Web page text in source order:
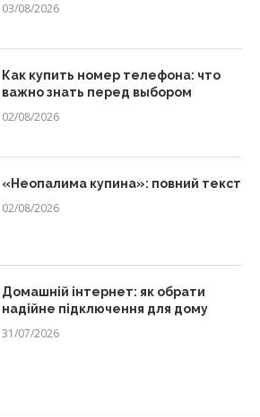
03/08/2026
Как купить номер телефона: что
важно знать перед выбором
02/08/2026
«Неопалима купина»: повний текст
02/08/2026
Домашній інтернет: як обрати
надійне підключення для дому
31/07/2026